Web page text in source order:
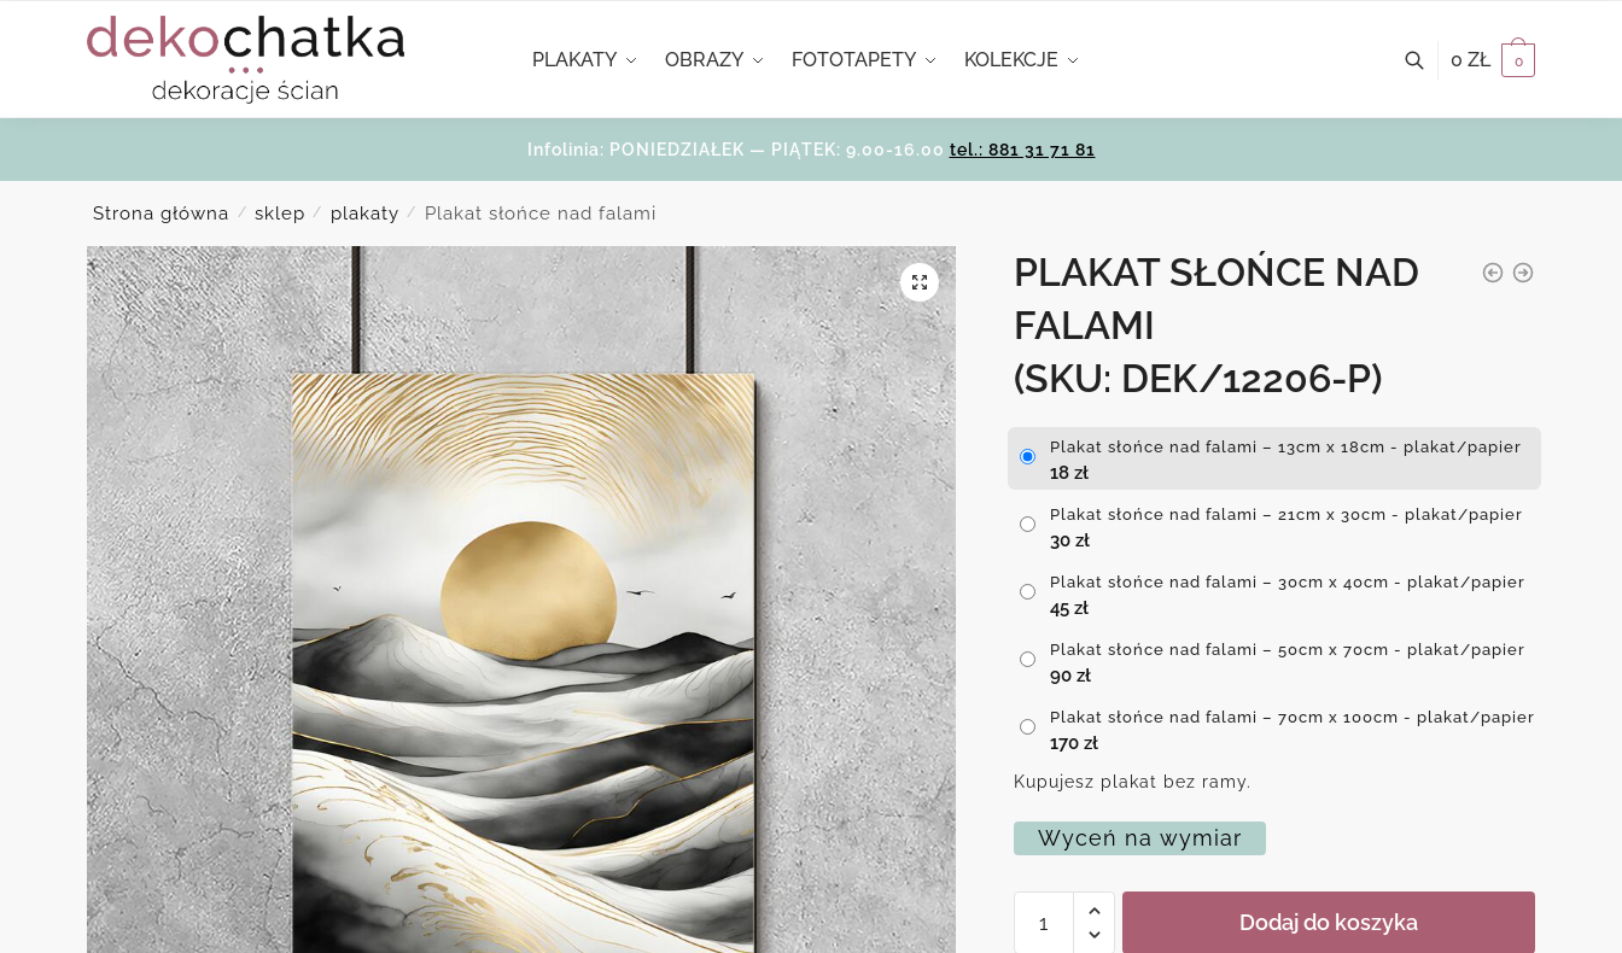
PLAKATY OBRAZY FOTOTAPETY KOLEKCJE 0 ZŁ 0
Infolinia: PONIEDZIAŁEK — PIĄTEK: 9.00-16.00 tel.: 881 31 71 81
Strona główna / sklep / plakaty / Plakat słońce nad falami
PLAKAT SŁOŃCE NAD
FALAMI
(SKU: DEK/12206-P)
Plakat słońce nad falami – 13cm x 18cm - plakat/papier
18 zł
Plakat słońce nad falami – 21cm x 30cm - plakat/papier
30 zł
Plakat słońce nad falami – 30cm x 40cm - plakat/papier
45 zł
Plakat słońce nad falami – 50cm x 70cm - plakat/papier
90 zł
Plakat słońce nad falami – 70cm x 100cm - plakat/papier
170 zł
Kupujesz plakat bez ramy.
Wyceń na wymiar
Plakat
Dodaj do koszyka